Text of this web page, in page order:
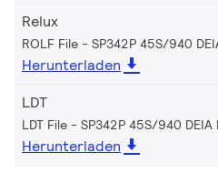
Relux
ROLF File - SP342P 45S/940
Herunterladen
LDT
LDT File - SP342P 45S/940 DEIA
Herunterladen